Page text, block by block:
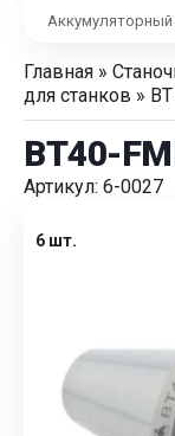
Аккумуляторный
Главная »
для станков » BT
BT40-
Артикул: 6-0027
6 шт.